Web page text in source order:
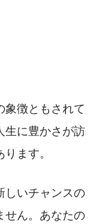
象徴ともされて
生に豊かさが訪
ます。
しいチャンスの
せん。あなたの